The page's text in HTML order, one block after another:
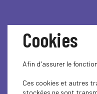
Cookies
Afin d'assurer le
Ces cookies et autres
stockées ne sont